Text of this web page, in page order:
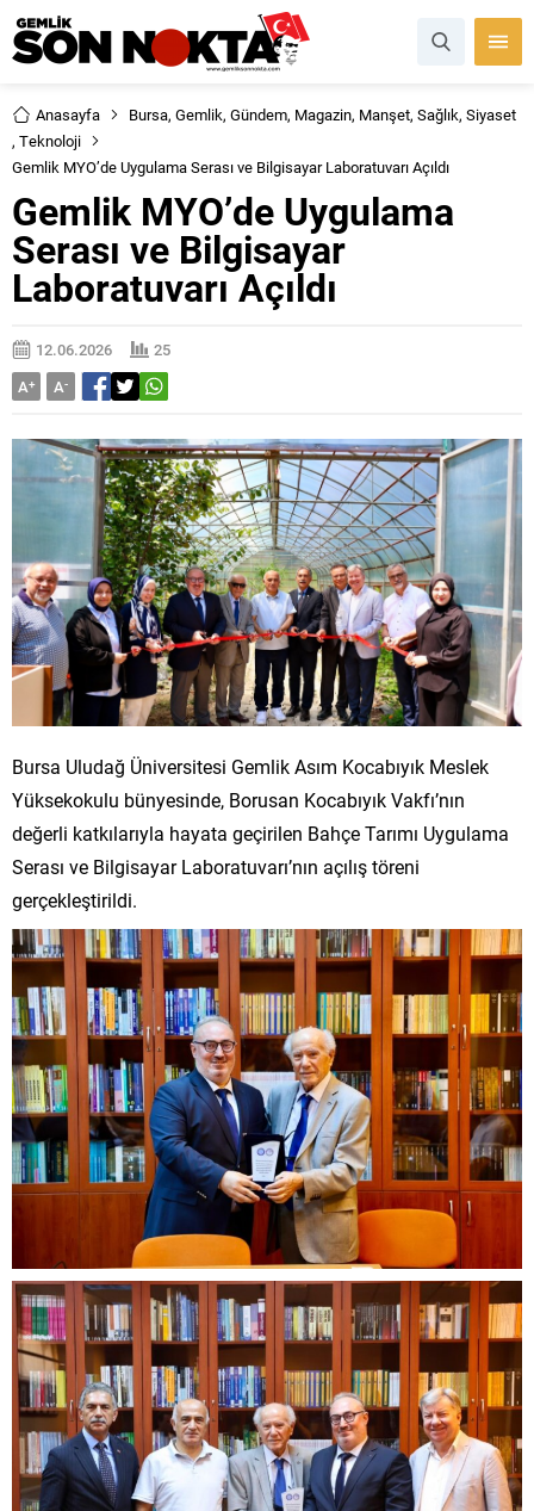
Anasayfa Bursa, Gemlik, Gündem, Magazin, Manşet, Sağlık, Siyaset
, Teknoloji
Gemlik MYO’de Uygulama Serası ve Bilgisayar Laboratuvarı Açıldı
Gemlik MYO’de Uygulama
Serası ve Bilgisayar
Laboratuvarı Açıldı
12.06.2026
25
A+ A-
Bursa Uludağ Üniversitesi Gemlik Asım Kocabıyık Meslek
Yüksekokulu bünyesinde, Borusan Kocabıyık Vakfı’nın
değerli katkılarıyla hayata geçirilen Bahçe Tarımı Uygulama
Serası ve Bilgisayar Laboratuvarı’nın açılış töreni
gerçekleştirildi.